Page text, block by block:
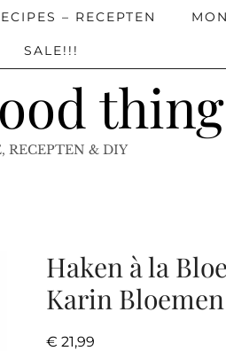
RECEPTEN & DIY
– RECEPTEN
SALE!!!
Haken à la
Karin Bloemen
€ 21,99